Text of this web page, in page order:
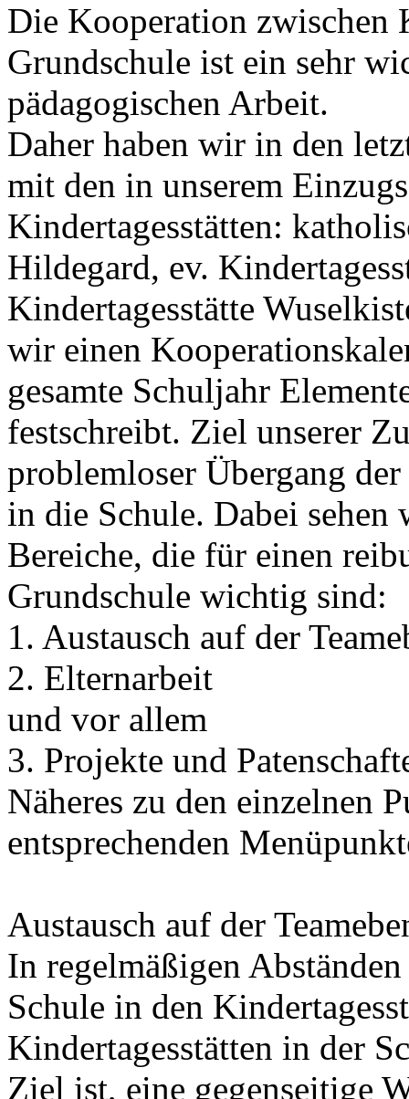
Die Kooperation zwischen
Grundschule ist ein sehr
pädagogischen Arbeit.
Daher haben wir in den
mit den in unserem
Kindertagesstätten:
Hildegard, ev.
Kindertagesstätte
wir einen
gesamte Schuljahr
festschreibt. Ziel unserer
problemloser Übergang
in die Schule. Dabei
Bereiche, die für einen
Grundschule wichtig sind:
1. Austausch auf der
2. Elternarbeit
und vor allem
3. Projekte und
Näheres zu den einzelnen
entsprechenden
Austausch auf der
In regelmäßigen
Schule in den
Kindertagesstätten in der
Ziel ist, eine gegenseitige